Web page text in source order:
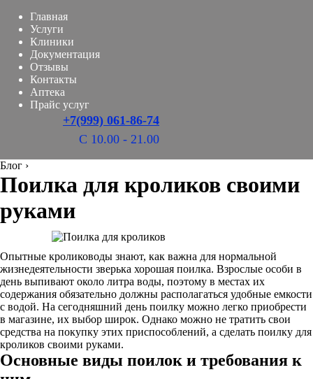
Главная
Услуги
Клиники
Документация
Отзывы
Контакты
Аптека
Прайс услуг
+7(999) 061-86-74
С 10.00 - 21.00
Блог ›
Поилка для кроликов своими
руками
Опытные кролиководы знают, как важна для нормальной
жизнедеятельности зверька хорошая поилка. Взрослые особи в
день выпивают около литра воды, поэтому в местах их
содержания обязательно должны располагаться удобные емкости
с водой. На сегодняшний день поилку можно легко приобрести
в магазине, их выбор широк. Однако можно не тратить свои
средства на покупку этих приспособлений, а сделать поилку для
кроликов своими руками.
Основные виды поилок и требования к